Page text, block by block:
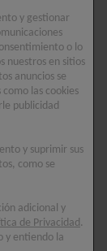
con la
de la piel
y
con
y gestionar
o lo
nuestros en sitios
anuncios se
las cookies
publicidad
y suprimir sus
como se
adicional y
de Privacidad.
y entiendo la